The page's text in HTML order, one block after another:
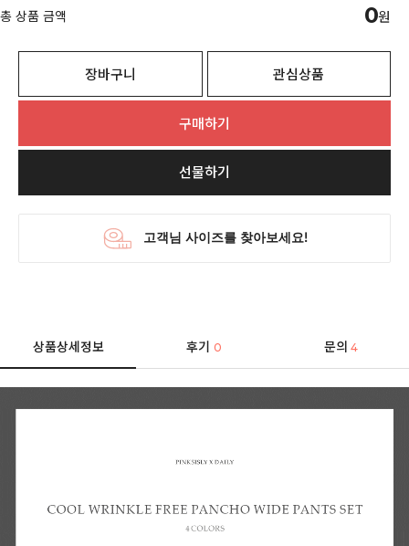
총 상품 금액 0원
장바구니 관심상품
구매하기
선물하기
상품상세정보 후기0 문의 4